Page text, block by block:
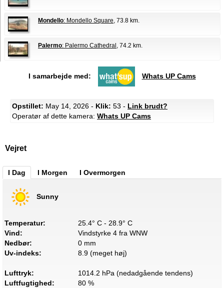
Mondello: Mondello Square, 73.8 km.
Palermo: Palermo Cathedral , 74.2 km.
I samarbejde med: Whats UP Cams
Opstillet: May 14, 2026 - Klik: 53 - Link brudt?
Operatør af dette kamera: Whats UP Cams
Vejret
I Dag I Morgen I Overmorgen
Sunny
Temperatur:
25.4° C - 28.9° C
Vind:
Vindstyrke 4 fra WNW
Nedbør:
0 mm
Uv-indeks:
8.9 (meget høj)
Lufttryk:
1014.2 hPa (nedadgående tendens)
Luftfugtighed:
80 %